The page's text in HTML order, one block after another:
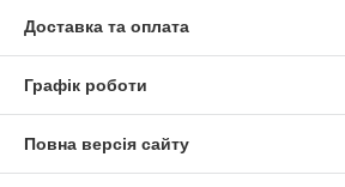
Доставка та оплата
Графік роботи
Повна версія сайту